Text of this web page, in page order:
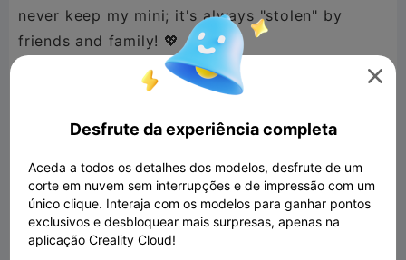
never keep my mini; it's always "stolen" by
friends and family! 💖

Desfrute da experiência completa
Aceda a todos os detalhes dos modelos, desfrute de um
corte em nuvem sem interrupções e de impressão com um
único clique. Interaja com os modelos para ganhar pontos
exclusivos e desbloquear mais surpresas, apenas na
aplicação Creality Cloud!